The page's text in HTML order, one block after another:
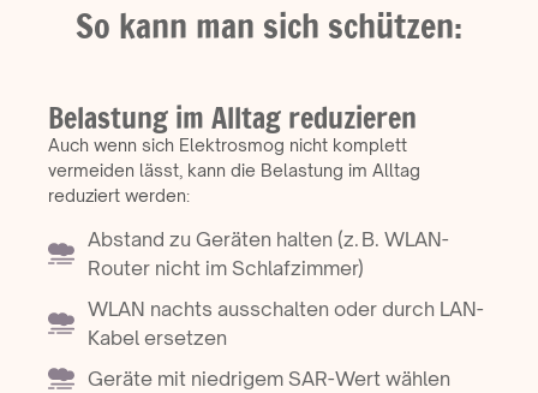
So kann man sich schützen:
Belastung im Alltag reduzieren
Auch wenn sich Elektrosmog nicht komplett
vermeiden lässt, kann die Belastung im Alltag
reduziert werden:
Abstand zu Geräten halten (z. B. WLAN-
Router nicht im Schlafzimmer)
WLAN nachts ausschalten oder durch LAN-
Kabel ersetzen
Geräte mit niedrigem SAR-Wert wählen